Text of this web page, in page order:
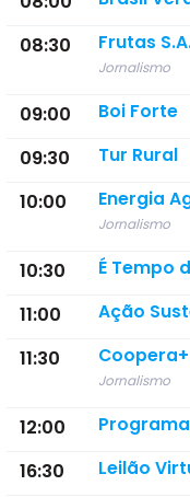
08:30 Frutas
Jornalismo
09:00 Boi Forte
09:30 Tur Rural
10:00 Energia
Jornalismo
10:30 É Tempo
11:00 Ação
11:30 Coopera+
Jornalismo
12:00
16:30 Leilão